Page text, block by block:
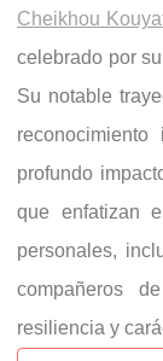
Cheikhou
celebrado por
Su notable
profundo
que enfatizan
personales,
compañeros
resiliencia y